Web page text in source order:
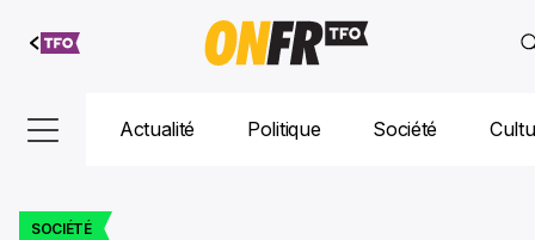
Aller au
contenu
Actualité Politique Société
SOCIÉTÉ